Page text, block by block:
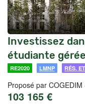
Investissez
étudiante
RE2020 LMNP RÉS.
Proposé par COGEDIM
103 165 €